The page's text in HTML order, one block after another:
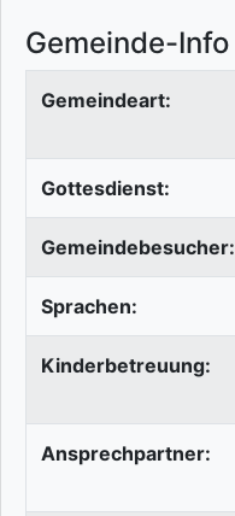
Gemeinde-Info
Gemeindeart:
Gottesdienst:
Gemeindebesucher:
Sprachen:
Kinderbetreuung:
Ansprechpartner: